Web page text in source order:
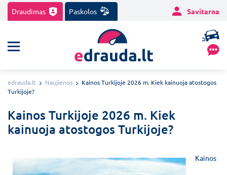
Draudimas Paskolos Savitarna
edrauda.lt Naujienos
Kainos Turkijoje 2026 m. Kiek kainuoja atostogos
Turkijoje?
Kainos Turkijoje 2026 m. Kiek
kainuoja atostogos Turkijoje?
Kainos